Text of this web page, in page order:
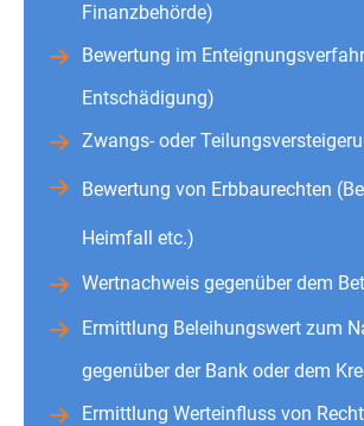
Finanzbehörde)
Bewertung im
Entschädigung)
Zwangs- oder
Bewertung von Erbbaurechten
Heimfall etc.)
Wertnachweis gegenüber dem
Ermittlung Beleihungswert zum
gegenüber der Bank oder dem
Ermittlung Werteinfluss von